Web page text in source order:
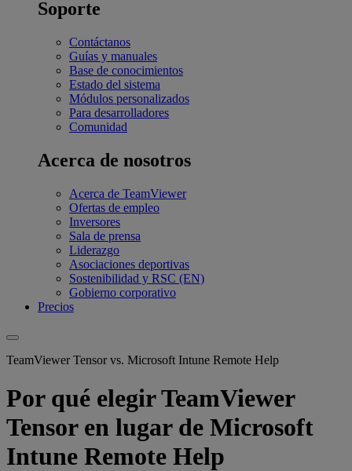
Soporte
Contáctanos
Guías y manuales
Base de conocimientos
Estado del sistema
Módulos personalizados
Para desarrolladores
Comunidad
Acerca de nosotros
Acerca de TeamViewer
Ofertas de empleo
Inversores
Sala de prensa
Liderazgo
Asociaciones deportivas
Sostenibilidad y RSC (EN)
Gobierno corporativo
Precios
TeamViewer Tensor vs. Microsoft Intune Remote Help
Por qué elegir TeamViewer
Tensor en lugar de Microsoft
Intune Remote Help